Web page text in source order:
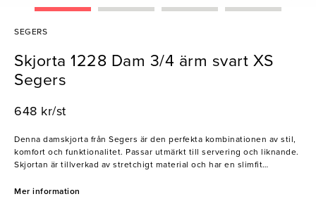
SEGERS
Skjorta 1228 Dam 3/4 ärm svart XS
Segers
648 kr/st
Denna damskjorta från Segers är den perfekta kombinationen av stil,
komfort och funktionalitet. Passar utmärkt till servering och liknande.
Skjortan är tillverkad av stretchigt material och har en slimfit
elegant framtoning samtidigt som den är bekväm att bära både löst
Mer information